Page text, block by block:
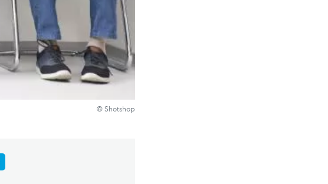
© Shotshop